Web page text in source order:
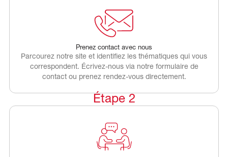
Prenez contact avec nous
Parcourez notre site et identifiez les thématiques qui vous
correspondent. Écrivez-nous via notre formulaire de
contact ou prenez rendez-vous directement.
Étape 2